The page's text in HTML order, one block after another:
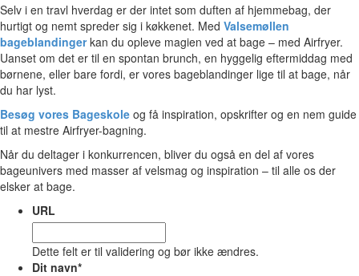
Selv i en travl hverdag er der intet som duften af hjemmebag, der
hurtigt og nemt spreder sig i køkkenet. Med Valsemøllen
bageblandingerkan du opleve magien ved at bage – med Airfryer.
Uanset om det er til en spontan brunch, en hyggelig eftermiddag med
børnene, eller bare fordi, er vores bageblandinger lige til at bage, når
du har lyst.
Besøg vores Bageskole og få inspiration, opskrifter og en nem guide
til at mestre Airfryer-bagning.
Når du deltager i konkurrencen, bliver du også en del af vores
bageunivers med masser af velsmag og inspiration – til alle os der
elsker at bage.
URL
Dette felt er til validering og bør ikke ændres.
Dit navn*